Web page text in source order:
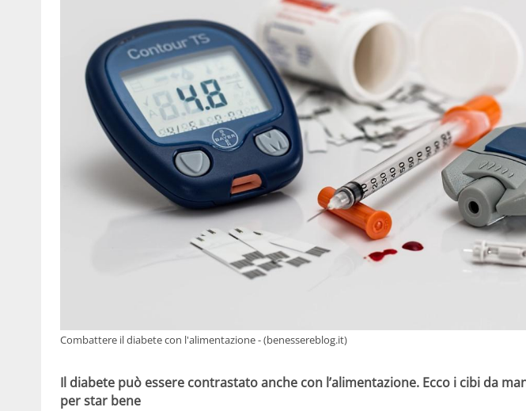
Combattere il diabete con l'alimentazione - (benessereblog.it)
Il diabete può essere contrastato anche con l’alimentazione. Ecco i cibi da
per star bene